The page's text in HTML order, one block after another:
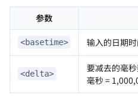
参数
<basetime> 输入的日期
<delta>
要减去的毫
毫秒 =